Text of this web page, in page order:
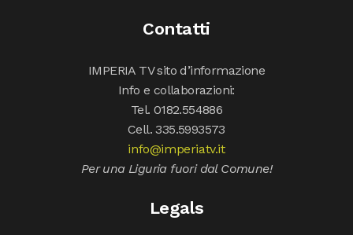
Contatti
IMPERIA TV sito d’informazione
Info e collaborazioni:
Tel. 0182.554886
Cell. 335.5993573
info@imperiatv.it
Per una Liguria fuori dal Comune!
Legals